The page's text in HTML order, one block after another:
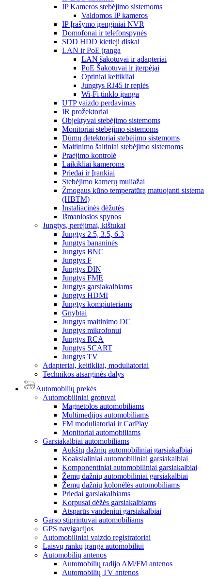
IP Kameros stebėjimo sistemoms
Valdomos IP kameros
IP Įrašymo įrenginiai NVR
Domofonai ir telefonspynės
SDD HDD kietieji diskai
LAN ir PoE įranga
LAN šakotuvai ir adapteriai
PoE Šakotuvai ir įterpėjai
Optiniai keitikliai
Jungtys RJ45 ir replės
Wi-Fi tinklo įranga
UTP vaizdo perdavimas
IR prožektoriai
Objektyvai stebėjimo sistemoms
Monitoriai stebėjimo sistemoms
Dūmų detektoriai stebėjimo sistemoms
Maitinimo šaltiniai stebėjimo sistemoms
Praėjimo kontrolė
Laikikliai kameroms
Priedai ir Įrankiai
Stebėjimo kamerų muliažai
Žmogaus kūno temperatūrą matuojanti sistema
(HBTM)
Instaliacinės dėžutės
Išmaniosios spynos
Jungtys, perėjimai, kištukai
Jungtys 2.5, 3.5, 6.3
Jungtys bananinės
Jungtys BNC
Jungtys F
Jungtys DIN
Jungtys FME
Jungtys garsiakalbiams
Jungtys HDMI
Jungtys kompiuteriams
Gnybtai
Jungtys maitinimo DC
Jungtys mikrofonui
Jungtys RCA
Jungtys SCART
Jungtys TV
Adapteriai, keitikliai, moduliatoriai
Technikos atsarginės dalys
Automobilių prekės
Automobiliniai grotuvai
Magnetolos automobiliams
Multimedijos automobiliams
FM moduliatoriai ir CarPlay
Monitoriai automobiliams
Garsiakalbiai automobiliams
Aukštų dažnių automobiliniai garsiakalbiai
Koaksialiniai automobiliniai garsiakalbiai
Komponentiniai automobiliniai garsiakalbiai
Žemų dažnių automobiliniai garsiakalbiai
Žemų dažnių kolonėlės automobiliams
Priedai garsiakalbiams
Korpusai dėžės garsiakalbiams
Atsparūs vandeniui garsiakalbiai
Garso stiprintuvai automobiliams
GPS navigacijos
Automobiliniai vaizdo registratoriai
Laisvų rankų įranga automobiliui
Automobilių antenos
Automobilių radijo AM/FM antenos
Automobilių TV antenos